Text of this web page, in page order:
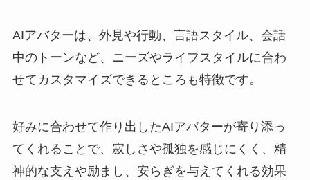
AIアバターは、外見や行動、言語スタイル、会話
中のトーンなど、ニーズやライフスタイルに合わ
せてカスタマイズできるところも特徴です。
好みに合わせて作り出したAIアバターが寄り添っ
てくれることで、寂しさや孤独を感じにくく、精
神的な支えや励まし、安らぎを与えてくれる効果